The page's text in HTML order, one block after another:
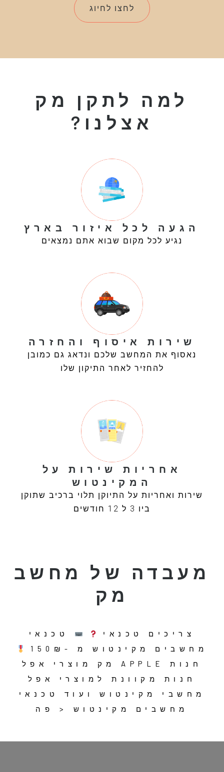
לחצו לחיוג
למה לתקן מק
אצלנו?
הגעה לכל איזור בארץ
נגיע לכל מקום שבוא אתם נמצאים
שירות איסוף והחזרה
נאסוף את המחשב שלכם ונדאג גם כמובן
להחזיר לאחר התיקון שלו
אחריות שירות על
המקינטוש
שירות ואחריות על התיוקן תלוי ברכיב שתוקן
ביו 3 ל 12 חודשים
מעבדה של מחשב
מק
צריכים טכנאי
טכנאי
מחשבים מקינטוש מ -150₪
חנות APPLE מק מוצרי אפל
חנות מקוונת למוצרי אפל
מחשבי מקינטוש ועוד טכנאי
מחשבים מקינטוש < פה